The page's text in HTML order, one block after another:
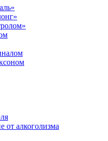
от алкоголизма